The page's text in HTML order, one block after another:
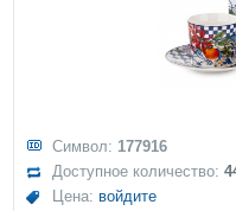
Символ: 177916
Доступное количество:
Цена: войдите